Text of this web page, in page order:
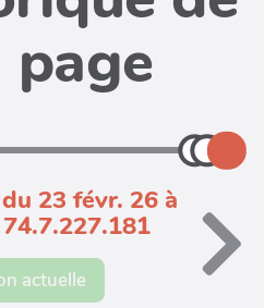
page
23 févr. 26 à
actuelle